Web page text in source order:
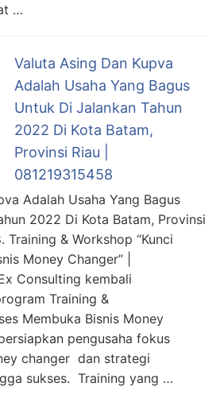
…
Valuta Asing Dan Kupva
Adalah Usaha Yang Bagus
Untuk Di Jalankan Tahun
2022 Di Kota Batam,
Provinsi Riau |
081219315458
Adalah Usaha Yang Bagus
2022 Di Kota Batam, Provinsi
Training & Workshop “Kunci
Money Changer” |
Consulting kembali
Training &
Membuka Bisnis Money
pengusaha fokus
changer dan strategi
sukses. Training yang …